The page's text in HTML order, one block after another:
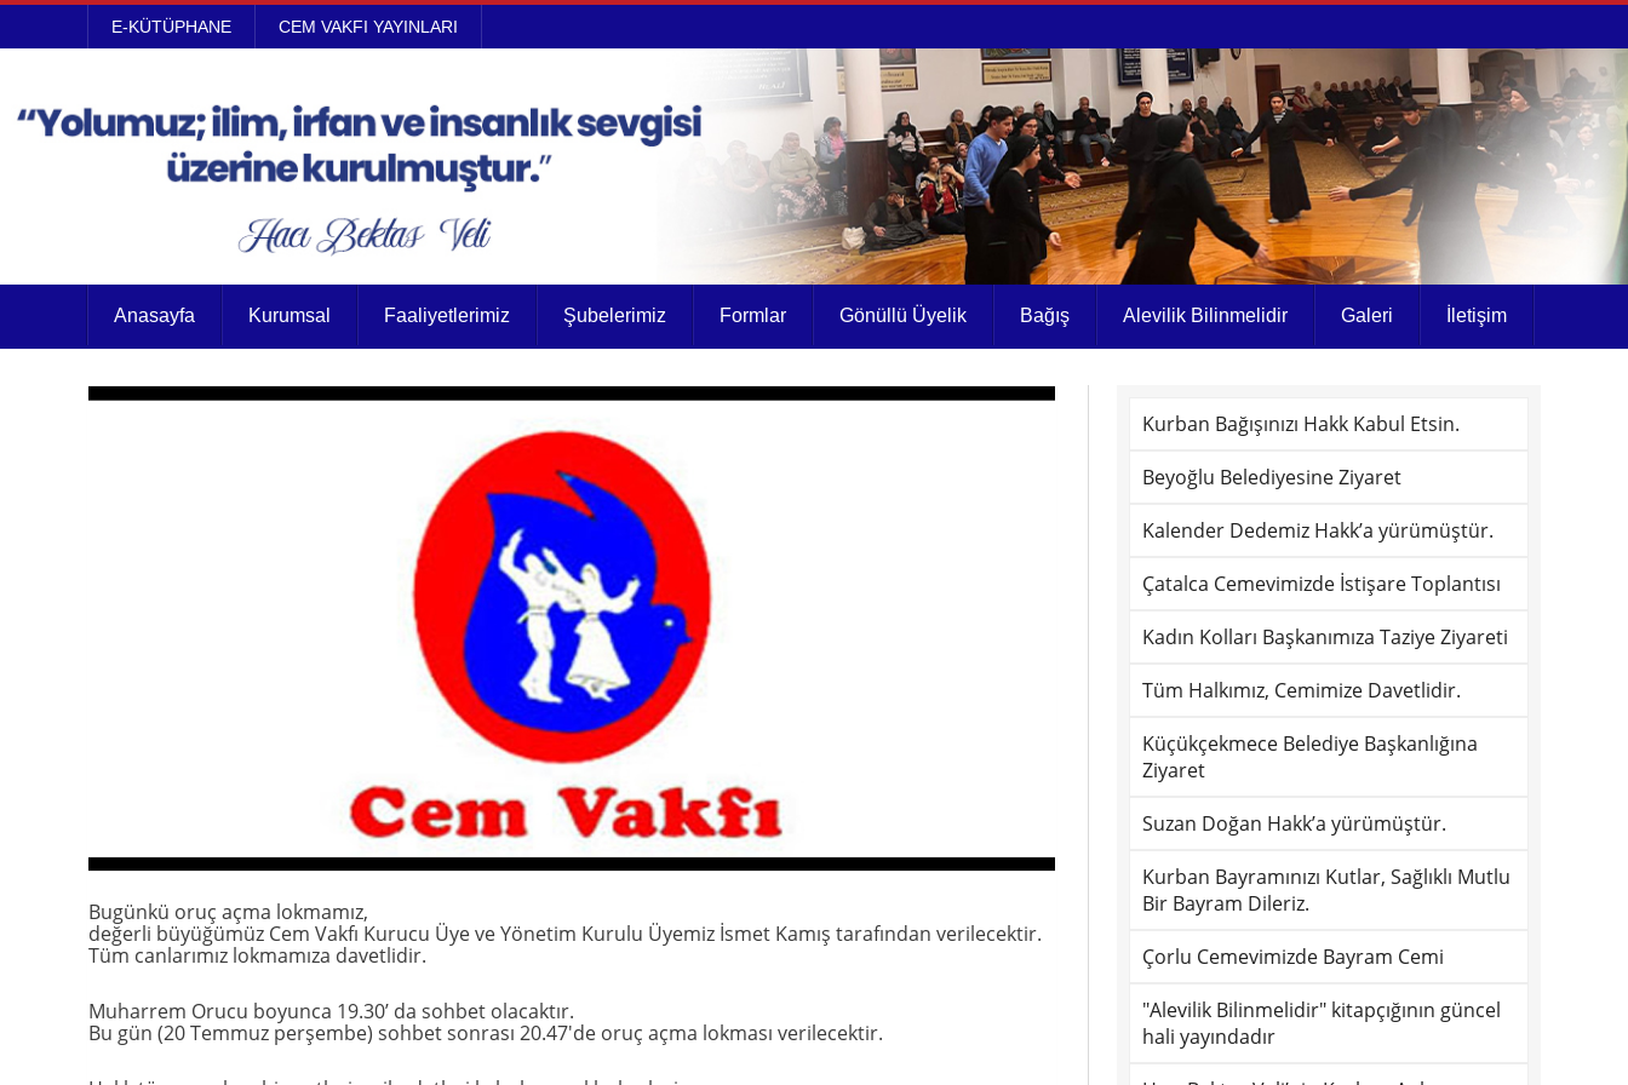
E-KÜTÜPHANE CEM VAKFI YAYINLARI
Anasayfa Kurumsal Faaliyetlerimiz Şubelerimiz Formlar Gönüllü Üyelik Bağış Alevilik Bilinmelidir Galeri İletişim
Bugünkü oruç açma lokmamız,
değerli büyüğümüz Cem Vakfı Kurucu Üye ve Yönetim Kurulu Üyemiz İsmet Kamış tarafından verilecektir.
Tüm canlarımız lokmamıza davetlidir.
Muharrem Orucu boyunca 19.30’ da sohbet olacaktır.
Bu gün (20 Temmuz perşembe) sohbet sonrası 20.47'de oruç açma lokması verilecektir.
Kurban Bağışınızı Hakk Kabul Etsin.
Beyoğlu Belediyesine Ziyaret
Kalender Dedemiz Hakk’a yürümüştür.
Çatalca Cemevimizde İstişare Toplantısı
Kadın Kolları Başkanımıza Taziye Ziyareti
Tüm Halkımız, Cemimize Davetlidir.
Küçükçekmece Belediye Başkanlığına
Ziyaret
Suzan Doğan Hakk’a yürümüştür.
Kurban Bayramınızı Kutlar, Sağlıklı Mutlu
Bir Bayram Dileriz.
Çorlu Cemevimizde Bayram Cemi
"Alevilik Bilinmelidir" kitapçığının güncel
hali yayındadır